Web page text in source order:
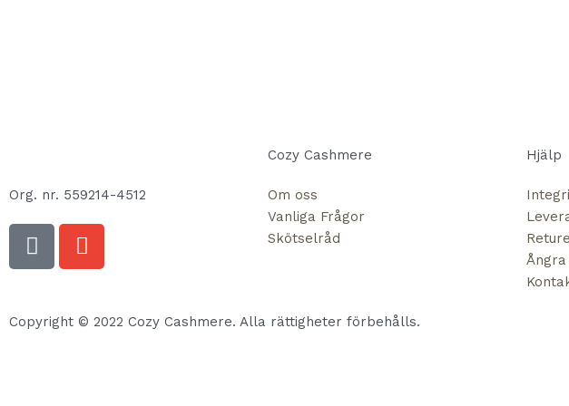
Org. nr. 559214-4512
F
a
b
E
n
l
Cozy Cashmere
Om oss
Vanliga Frågor
Skötselråd
Hjälp
Copyright © 2022 Cozy Cashmere. Alla rättigheter förbehålls.